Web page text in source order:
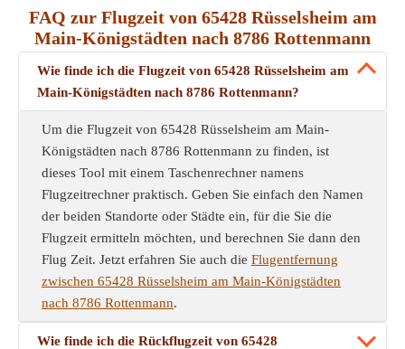
FAQ zur Flugzeit von 65428 Rüsselsheim am
Main-Königstädten nach 8786 Rottenmann
Wie finde ich die Flugzeit von 65428 Rüsselsheim am
Main-Königstädten nach 8786 Rottenmann?
Um die Flugzeit von 65428 Rüsselsheim am Main-
Königstädten nach 8786 Rottenmann zu finden, ist
dieses Tool mit einem Taschenrechner namens
Flugzeitrechner praktisch. Geben Sie einfach den Namen
der beiden Standorte oder Städte ein, für die Sie die
Flugzeit ermitteln möchten, und berechnen Sie dann den
Flug Zeit. Jetzt erfahren Sie auch die Flugentfernung
zwischen 65428 Rüsselsheim am Main-Königstädten
nach 8786 Rottenmann.
Wie finde ich die Rückflugzeit von 65428